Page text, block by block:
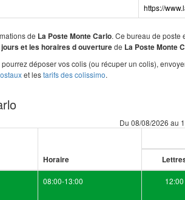
https://
de La Poste Monte Carlo. Ce bureau de poste
jours et les horaires d ouverturede La Poste Monte
pourrez déposer vos colis (ou récuper un colis),
et lestarifs des colissimo.
Du 08/08/2026 au
Horaire
08:00-13:00 12:00